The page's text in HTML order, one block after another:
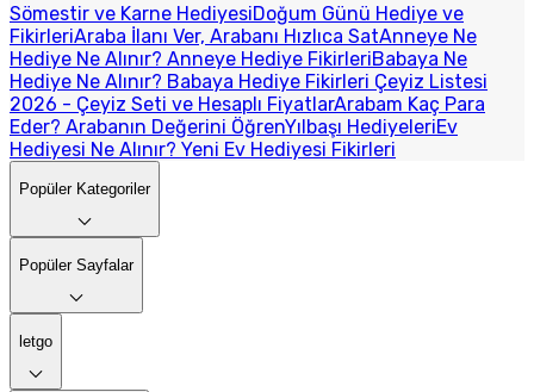
Sömestir ve Karne HediyesiDoğum Günü Hediye ve
FikirleriAraba İlanı Ver, Arabanı Hızlıca SatAnneye Ne
Hediye Ne Alınır? Anneye Hediye FikirleriBabaya Ne
Hediye Ne Alınır? Babaya Hediye Fikirleri Çeyiz Listesi
2026 - Çeyiz Seti ve Hesaplı FiyatlarArabam Kaç Para
Eder? Arabanın Değerini ÖğrenYılbaşı HediyeleriEv
Hediyesi Ne Alınır? Yeni Ev Hediyesi Fikirleri
Popüler Kategoriler
Popüler Sayfalar
letgo